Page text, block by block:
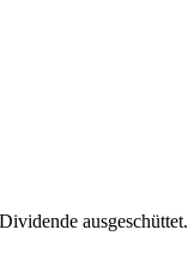
Dividende ausgeschüttet.